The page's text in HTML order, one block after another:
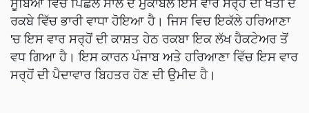
ਸੂਬਿਆਂ ਵਿੱਚ ਪਿਛਲੇ ਸਾਲ ਦੇ ਮੁਕਾਬਲੇ ਇਸ ਵਾਰ ਸਰ੍ਹੋਂ ਦੀ ਖੇਤੀ ਦੇ
ਰਕਬੇ ਵਿੱਚ ਭਾਰੀ ਵਾਧਾ ਹੋਇਆ ਹੈ। ਜਿਸ ਵਿਚ ਇਕੱਲੇ ਹਰਿਆਣਾ
'ਚ ਇਸ ਵਾਰ ਸਰ੍ਹੋਂ ਦੀ ਕਾਸ਼ਤ ਹੇਠ ਰਕਬਾ ਇਕ ਲੱਖ ਹੈਕਟੇਅਰ ਤੋਂ
ਵਧ ਗਿਆ ਹੈ। ਇਸ ਕਾਰਨ ਪੰਜਾਬ ਅਤੇ ਹਰਿਆਣਾ ਵਿੱਚ ਇਸ ਵਾਰ
ਸਰ੍ਹੋਂ ਦੀ ਪੈਦਾਵਾਰ ਬਿਹਤਰ ਹੋਣ ਦੀ ਉਮੀਦ ਹੈ।